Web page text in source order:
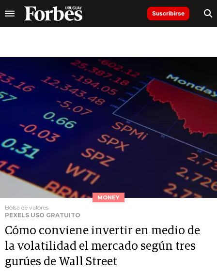
Suscribirse
MONEY
Bolsa de valores
PEXELS USO GRATUITO
Cómo conviene invertir en medio de
la volatilidad el mercado según tres
gurúes de Wall Street